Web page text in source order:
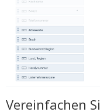
Vereinfachen